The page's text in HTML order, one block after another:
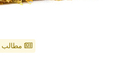
مطالب